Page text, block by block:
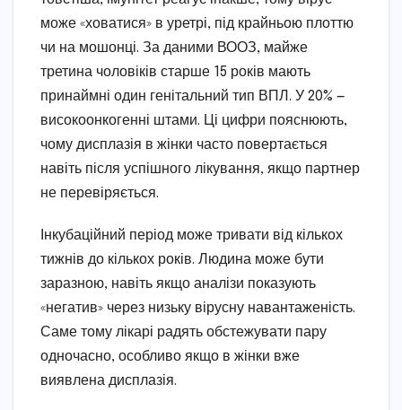
може «ховатися» в уретрі, під крайньою плоттю
чи на мошонці. За даними ВООЗ, майже
третина чоловіків старше 15 років мають
принаймні один генітальний тип ВПЛ. У 20% —
високоонкогенні штами. Ці цифри пояснюють,
чому дисплазія в жінки часто повертається
навіть після успішного лікування, якщо партнер
не перевіряється.
Інкубаційний період може тривати від кількох
тижнів до кількох років. Людина може бути
заразною, навіть якщо аналізи показують
«негатив» через низьку вірусну навантаженість.
Саме тому лікарі радять обстежувати пару
одночасно, особливо якщо в жінки вже
виявлена дисплазія.